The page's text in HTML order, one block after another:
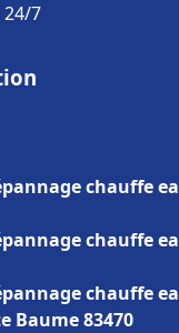
7
chauffe
chauffe
chauffe
Baume 83470